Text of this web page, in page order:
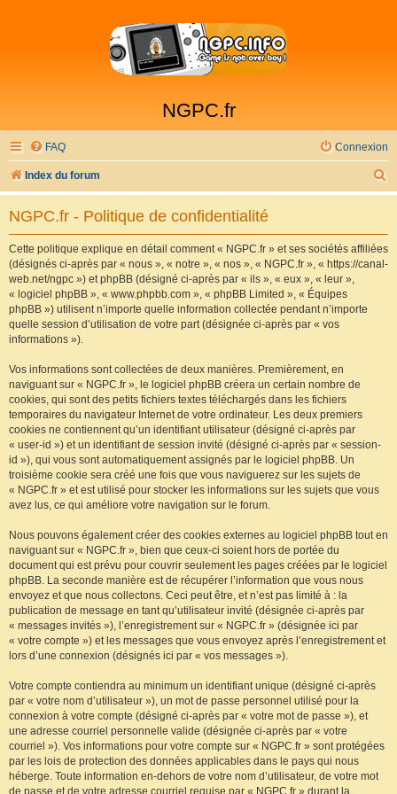
NGPC.fr
FAQ Connexion
Index du forum
e
e
NGPC.fr - Politique de confidentialité
Cette politique explique en détail comment « NGPC.fr » et ses sociétés affiliées
(désignés ci-après par « nous », « notre », « nos », « NGPC.fr », « https://canal-
web.net/ngpc ») et phpBB (désigné ci-après par « ils », « eux », « leur »,
« logiciel phpBB », « www.phpbb.com », « phpBB Limited », « Équipes
phpBB ») utilisent n’importe quelle information collectée pendant n’importe
quelle session d’utilisation de votre part (désignée ci-après par « vos
informations »).
Vos informations sont collectées de deux manières. Premièrement, en
naviguant sur « NGPC.fr », le logiciel phpBB créera un certain nombre de
cookies, qui sont des petits fichiers textes téléchargés dans les fichiers
temporaires du navigateur Internet de votre ordinateur. Les deux premiers
cookies ne contiennent qu’un identifiant utilisateur (désigné ci-après par
« user-id ») et un identifiant de session invité (désigné ci-après par « session-
id »), qui vous sont automatiquement assignés par le logiciel phpBB. Un
troisième cookie sera créé une fois que vous naviguerez sur les sujets de
« NGPC.fr » et est utilisé pour stocker les informations sur les sujets que vous
avez lus, ce qui améliore votre navigation sur le forum.
Nous pouvons également créer des cookies externes au logiciel phpBB tout en
naviguant sur « NGPC.fr », bien que ceux-ci soient hors de portée du
document qui est prévu pour couvrir seulement les pages créées par le logiciel
phpBB. La seconde manière est de récupérer l’information que vous nous
envoyez et que nous collectons. Ceci peut être, et n’est pas limité à : la
publication de message en tant qu’utilisateur invité (désignée ci-après par
« messages invités »), l’enregistrement sur « NGPC.fr » (désignée ici par
« votre compte ») et les messages que vous envoyez après l’enregistrement et
lors d’une connexion (désignés ici par « vos messages »).
Votre compte contiendra au minimum un identifiant unique (désigné ci-après
par « votre nom d’utilisateur »), un mot de passe personnel utilisé pour la
connexion à votre compte (désigné ci-après par « votre mot de passe »), et
une adresse courriel personnelle valide (désignée ci-après par « votre
courriel »). Vos informations pour votre compte sur « NGPC.fr » sont protégées
par les lois de protection des données applicables dans le pays qui nous
héberge. Toute information en-dehors de votre nom d’utilisateur, de votre mot